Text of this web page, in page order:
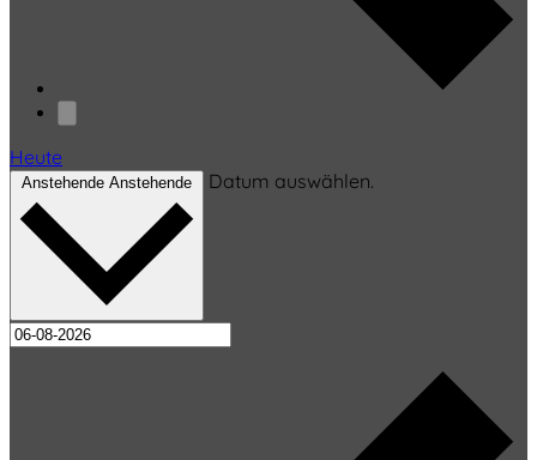
Heute
Anstehende Anstehende Datum auswählen.